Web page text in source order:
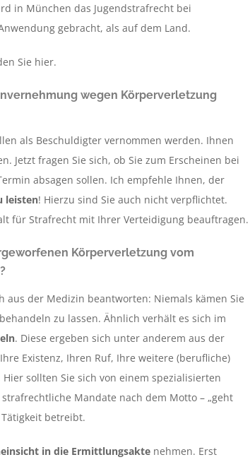
in München das Jugendstrafrecht bei
gebracht, als auf dem Land.
Sie hier.
wegen Körperverletzung
als Beschuldigter vernommen werden. Ihnen
Jetzt fragen Sie sich, ob Sie zum Erscheinen bei
absagen sollen. Ich empfehle Ihnen, der
leisten! Hierzu sind Sie auch nicht verpflichtet.
für Strafrecht mit Ihrer Verteidigung beauftragen.
Körperverletzung vom
aus der Medizin beantworten: Niemals kämen Sie
zu lassen. Ähnlich verhält es sich im
. Diese ergeben sich unter anderem aus der
Existenz, Ihren Ruf, Ihre weitere (berufliche)
sollten Sie sich von einem spezialisierten
Mandate nach dem Motto – „geht
betreibt.
in die Ermittlungsakte nehmen. Erst